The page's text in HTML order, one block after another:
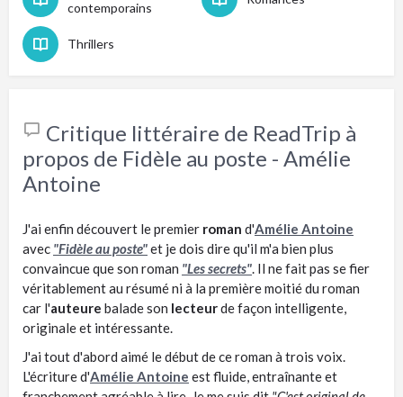
contemporains
Thrillers
Critique littéraire de ReadTrip à
propos de Fidèle au poste - Amélie
Antoine
J'ai enfin découvert le premier roman d'Amélie Antoine
avec "Fidèle au poste"et je dois dire qu'il m'a bien plus
convaincue que son roman "Les secrets" . Il ne fait pas se fier
véritablement au résumé ni à la première moitié du roman
car l'auteure balade son lecteurde façon intelligente,
originale et intéressante.
J'ai tout d'abord aimé le début de ce roman à trois voix.
L'écriture d'Amélie Antoine est fluide, entraînante et